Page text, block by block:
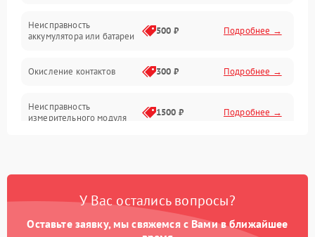
Неисправность
аккумулятора или батареи
500 ₽ Подробнее →
Окисление контактов 300 ₽ Подробнее →
Неисправность
измерительного модуля
1500 ₽ Подробнее →
управления
Подробнее →
У Вас остались вопросы?
Оставьте заявку, мы свяжемся с Вами в ближайшее